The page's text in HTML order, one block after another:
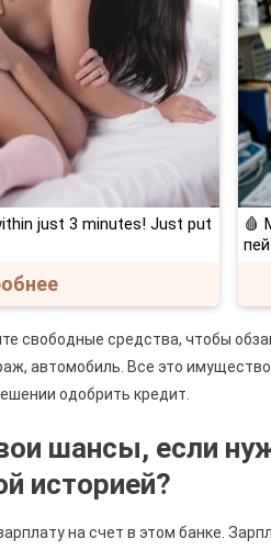
just 3 minutes! Just put
🩸
свободные средства, чтобы
автомобиль. Все это
одобрить кредит.
шансы, если
историей?
на счет в этом банке.